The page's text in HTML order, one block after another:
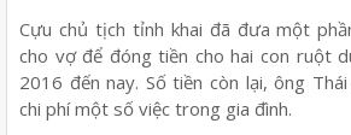
Cựu chủ tịch tỉnh khai đã đưa một
cho vợ để đóng tiền cho hai con ruột
2016 đến nay. Số tiền còn lại, ông
chi phí một số việc trong gia đình.